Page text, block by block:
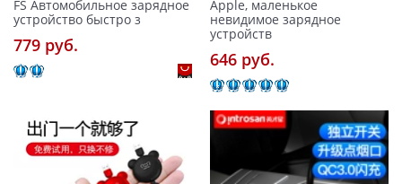
FS Автомобильное зарядное
устройство быстро з
779 pуб.
Apple, маленькое
невидимое зарядное
устройств
646 pуб.